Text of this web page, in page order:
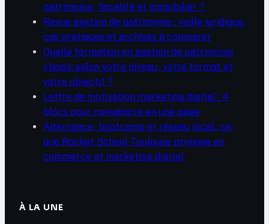
patrimoine, fiscalité et immobilier ?
Revue gestion de patrimoine : veille juridique,
cas pratiques et archives à comparer
Quelle formation en gestion de patrimoine
choisir selon votre niveau, votre format et
votre objectif ?
Lettre de motivation marketing digital : 4
blocs pour convaincre en une page
Alternance, bootcamp et réseau local : ce
que Rocket School Toulouse propose en
commerce et marketing digital
À LA UNE